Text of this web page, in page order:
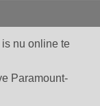
nu online te
Paramount-